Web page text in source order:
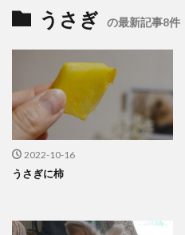
うさぎ の最新記事8件
2022-10-16
うさぎに柿